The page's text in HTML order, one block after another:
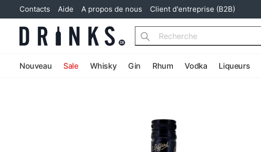
Contacts Aide A propos de nous Client d'entreprise (B2B)
Search
Nouveau Sale Whisky Gin Rhum Vodka Liqueurs